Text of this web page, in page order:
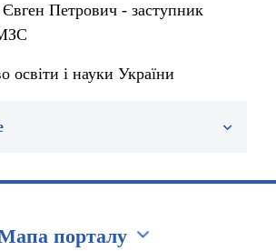
Петрович - заступник
освіти і науки України
порталу